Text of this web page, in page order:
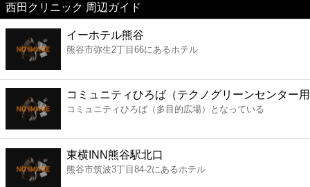
美容
コンビニ
薬局
スーパー
エンタメ
西田クリニック 周辺ガイド
イーホテル熊谷
熊谷市弥生2丁目66にあるホテル
コミュニティひろば（テクノグリーンセンター
コミュニティひろば（多目的広場）となっている
東横INN熊谷駅北口
熊谷市筑波3丁目84-2にあるホテル